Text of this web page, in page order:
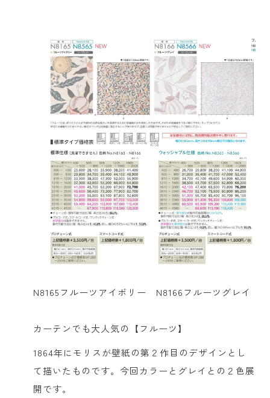
N8165フルーツアイボリー N8166フルーツグレイ
カーテンでも大人気の【フルーツ】
1864年にモリスが壁紙の第２作目のデザインとし
て描いたものです。今回カラーとグレイとの２色展
開です。